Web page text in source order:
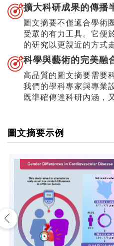
擴大科研成果的傳播
圖文摘要不僅適合學術
受眾的有力工具。它便
的研究以更親近的方式
科學與藝術的完美融
高品質的圖文摘要需要
我們的學科專家與專業
既準確傳達科研內涵，
圖文摘要示例